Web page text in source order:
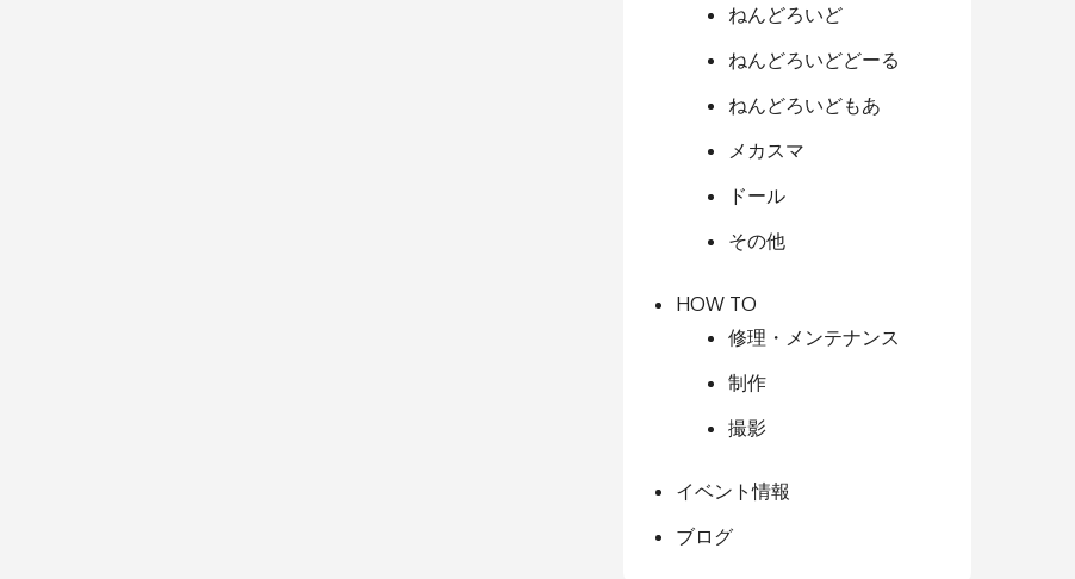
ねんどろいど
ねんどろいどどーる
ねんどろいどもあ
メカスマ
ドール
その他
HOW TO
修理・メンテナンス
制作
撮影
イベント情報
ブログ